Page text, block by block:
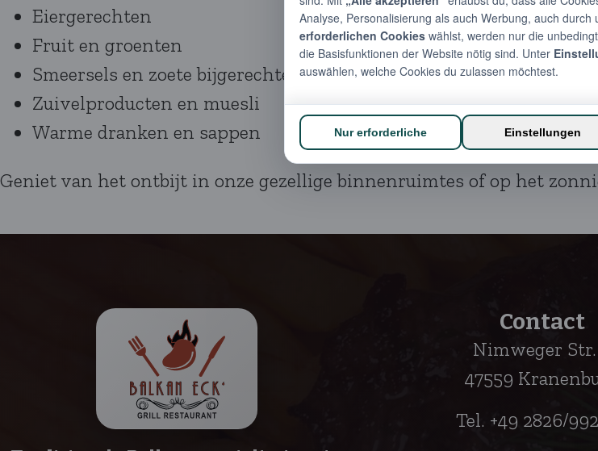
Eiergerechten
Fruit en groenten
Smeersels en zoete bijgerechten
Zuivelproducten en muesli
Warme dranken en sappen
Geniet van het ontbijt in onze gezellige binnenruimtes of op het
Contact
Nimweger
47559
Tel. +49 2826/